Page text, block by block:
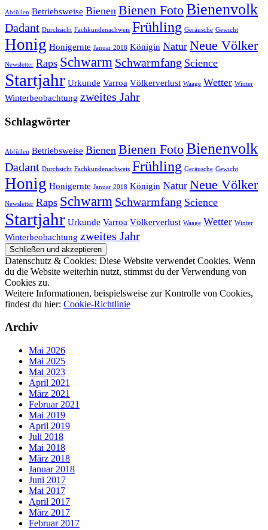
Abfüllen Betriebsweise Bienen Bienen FotoBienenvolk
Dadant Durchsicht Fachkundenachweis Frühling Geräusche Gewicht
Honig Honigernte Januar 2018 Königin Natur Neue Völker
Newsletter Raps Schwarm Schwarmfang Science
Startjahr Urkunde Varroa Völkerverlust Waage Wetter Winter
Winterbeobachtung zweites Jahr
Schlagwörter
Abfüllen Betriebsweise Bienen Bienen FotoBienenvolk
Dadant Durchsicht Fachkundenachweis Frühling Geräusche Gewicht
Honig Honigernte Januar 2018 Königin Natur Neue Völker
Newsletter Raps Schwarm Schwarmfang Science
Startjahr Urkunde Varroa Völkerverlust Waage Wetter Winter
Winterbeobachtung zweites Jahr
Datenschutz & Cookies: Diese Website verwendet Cookies. Wenn
du die Website weiterhin nutzt, stimmst du der Verwendung von
Cookies zu.
Weitere Informationen, beispielsweise zur Kontrolle von Cookies,
findest du hier: Cookie-Richtlinie
Archiv
Mai 2026
Mai 2025
Mai 2023
April 2021
März 2021
Februar 2021
Mai 2019
April 2019
Juli 2018
Mai 2018
März 2018
Januar 2018
Juni 2017
Mai 2017
April 2017
März 2017
Februar 2017